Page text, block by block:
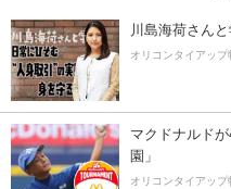
川島海荷さん
オリコンタイアップ
マクドナルド
園」
オリコンタイアップ